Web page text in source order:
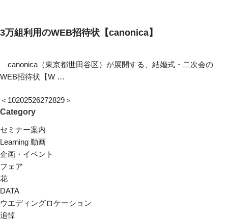
3万組利用のWEB招待状【canonica】
canonica（東京都世田谷区）が展開する、結婚式・二次会の
WEB招待状【W …
＜ 10202526272829＞
Category
セミナー案内
Learning 動画
企画・イベント
フェア
花
DATA
ウエディングロケーション
追悼